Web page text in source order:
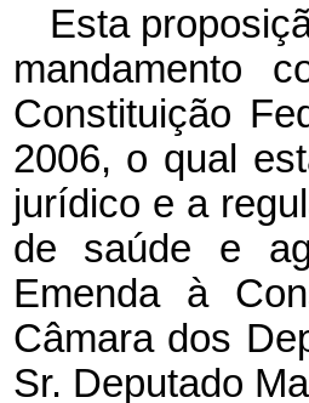
Esta
mandamento
Constituição
2006, o qual
jurídico e a
de saúde e
Emenda à
Câmara dos
Sr. Deputado